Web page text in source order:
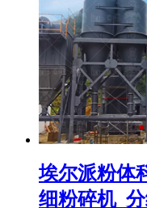
埃尔派粉体
细粉碎机_